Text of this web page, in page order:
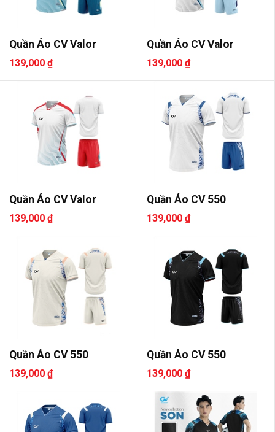
Quần Áo CV Valor
139,000 ₫
Quần Áo CV Valor
139,000 ₫
Quần Áo CV Valor
139,000 ₫
Quần Áo CV 550
139,000 ₫
Quần Áo CV 550
139,000 ₫
Quần Áo CV 550
139,000 ₫